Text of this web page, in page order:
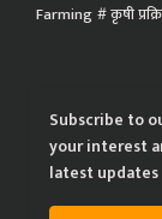
Farming कृषी
Subscribe to
your interest
latest updates